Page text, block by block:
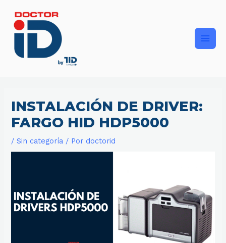
contenido
INSTALACIÓN DE DRIVER:
FARGO HID HDP5000
/Sin categoría / Por doctorid